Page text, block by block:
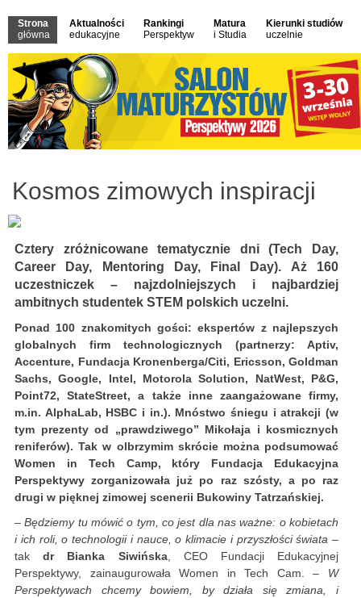
Strona
główna
Aktualności
edukacyjne
Rankingi
Perspektyw
Matura
i Studia
Kierunki studiów
uczelnie
Kosmos zimowych inspiracji
Cztery zróżnicowane tematycznie dni (Tech Day,
Career Day, Mentoring Day, Final Day). Aż 160
uczestniczek – najzdolniejszych i najbardziej
ambitnych studentek STEM polskich uczelni.
Ponad 100 znakomitych gości: ekspertów z najlepszych
globalnych firm technologicznych (partnerzy: Aptiv,
Accenture, Fundacja Kronenberga/Citi, Ericsson, Goldman
Sachs, Google, Intel, Motorola Solution, NatWest, P&G,
Point72, StateStreet, a także inne zaangażowane firmy,
m.in. AlphaLab, HSBC i in.). Mnóstwo śniegu i atrakcji (w
tym prezenty od „prawdziwego” Mikołaja i kosmicznych
reniferów). Tak w olbrzymim skrócie można podsumować
Women in Tech Camp, który Fundacja Edukacyjna
Perspektywy zorganizowała już po raz szósty, a po raz
drugi w pięknej zimowej scenerii Bukowiny Tatrzańskiej.
– Będziemy tu mówić o tym, co jest dla nas ważne: o kobietach
i ich roli, o technologii i nauce, o klimacie i przyszłości świata –
takdr Bianka Siwińska, CEO Fundacji Edukacyjnej
Perspektywy, zainaugurowała Women in Tech Cam. – W
Perspektywach chcemy bowiem, by działa się zmiana, i